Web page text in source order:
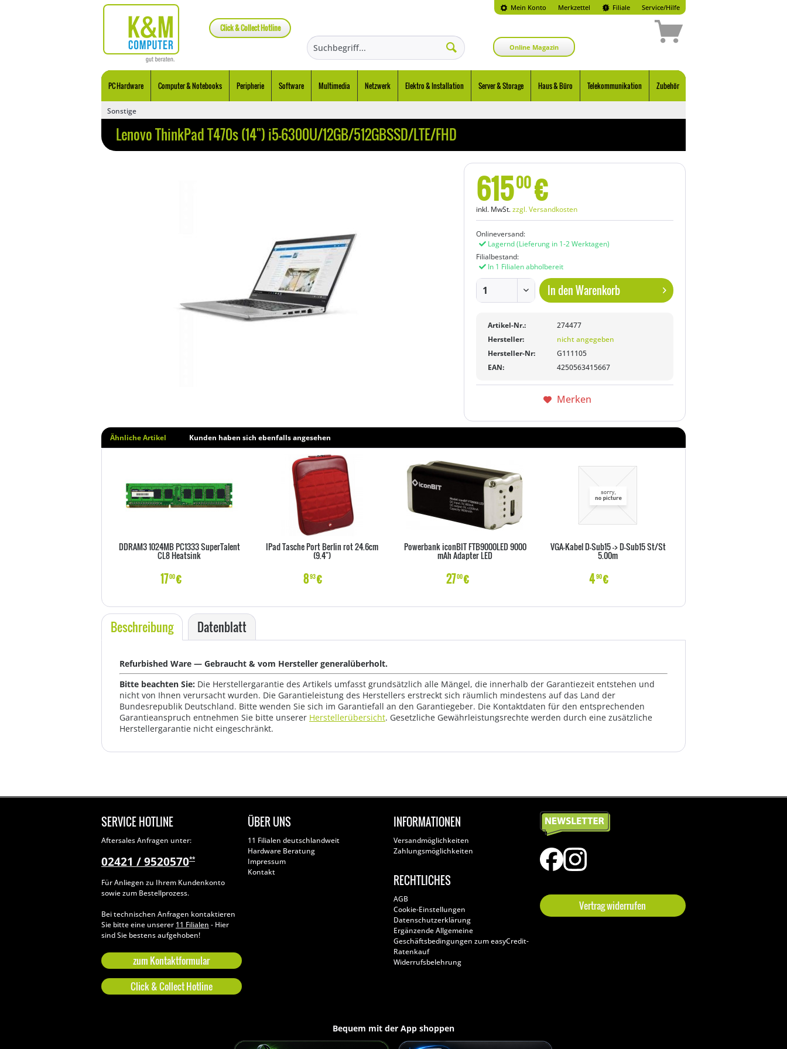
Mein Konto Merkzettel
Click & Collect Hotline
Filiale Service/Hilfe
Online Magazin
PC Hardware Computer & Notebooks Peripherie Software Multimedia Netzwerk Elektro & Installation Server & Storage Haus & Büro Telekommunikation Zubehör
Sonstige
Lenovo ThinkPad T470s (14") i5-6300U/12GB/512GBSSD/LTE/FHD
61500€
inkl. MwSt.zzgl. Versandkosten
Onlineversand:
Lagernd(Lieferung in 1-2 Werktagen)
Filialbestand:
In 1 Filialen abholbereit
In denWarenkorb
Artikel-Nr.:
274477
Hersteller:
nicht angegeben
Hersteller-Nr:
G111105
EAN:
4250563415667
Merken
Ähnliche Artikel Kunden haben sich ebenfalls angesehen
DDRAM3 1024MB PC1333 SuperTalent
CL8 Heatsink
1700€
IPad Tasche Port Berlin rot 24.6cm
(9.4")
893€
Powerbank iconBIT FTB9000LED 9000
mAh Adapter LED
2700€
VGA-Kabel D-Sub15 -> D-Sub15 St/St
5.00m
490€
Beschreibung Datenblatt
Refurbished Ware — Gebraucht & vom Hersteller generalüberholt.
Bitte beachten Sie: Die Herstellergarantie des Artikels umfasst grundsätzlich alle Mängel, die innerhalb der Garantiezeit entstehen und
nicht von Ihnen verursacht wurden. Die Garantieleistung des Herstellers erstreckt sich räumlich mindestens auf das Land der
Bundesrepublik Deutschland. Bitte wenden Sie sich im Garantiefall an den Garantiegeber. Die Kontaktdaten für den entsprechenden
Garantieanspruch entnehmen Sie bitte unserer Herstellerübersicht. Gesetzliche Gewährleistungsrechte werden durch eine zusätzliche
Herstellergarantie nicht eingeschränkt.
SERVICE HOTLINE
Aftersales Anfragen unter:
02421 / 9520570**
Für Anliegen zu Ihrem Kundenkonto
sowie zum Bestellprozess.
Bei technischen Anfragen kontaktieren
Sie bitte eine unserer 11 Filialen - Hier
sind Sie bestens aufgehoben!
zum Kontaktformular
Click & Collect Hotline
ÜBER UNS
11 Filialen deutschlandweit
Hardware Beratung
Impressum
Kontakt
INFORMATIONEN
Versandmöglichkeiten
Zahlungsmöglichkeiten
RECHTLICHES
AGB
Cookie-Einstellungen
Datenschutzerklärung
Ergänzende Allgemeine
Geschäftsbedingungen zum easyCredit-
Ratenkauf
Widerrufsbelehrung
Vertrag widerrufen
Bequem mit der App shoppen